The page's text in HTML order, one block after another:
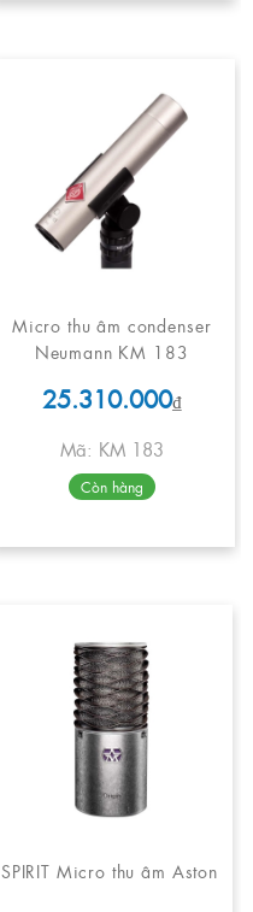
Micro thu âm condenser
Neumann KM 183
25.310.000₫
Mã: KM 183
Còn hàng
SPIRIT Micro thu âm Aston